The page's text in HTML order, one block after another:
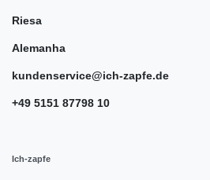
Riesa
Alemanha
kundenservice@ich-zapfe.de
+49 5151 87798 10
Ich-zapfe